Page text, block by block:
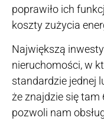
poprawiło ich
koszty zużycia
Największą
nieruchomości, w
standardzie jednej
że znajdzie się
pozwoli nam